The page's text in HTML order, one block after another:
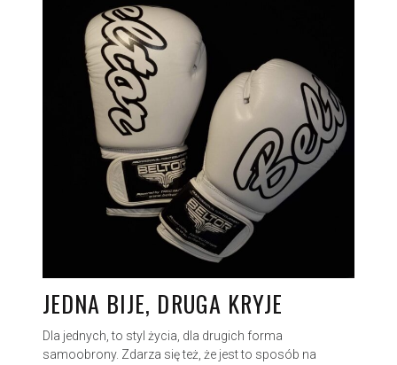
JEDNA BIJE, DRUGA KRYJE
Dla jednych, to styl życia, dla drugich forma
samoobrony. Zdarza się też, że jest to sposób na